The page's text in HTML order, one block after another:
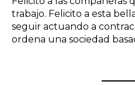
trabajo. Felicito a esta
seguir actuando a
ordena una sociedad